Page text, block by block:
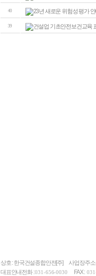
40 23년 새로운 위험성 평가
39 건설업 기초안전보건교육
상호 : 한국건설종합안전[주]
사업장주
대표안내전화 :031-656-0030 FAX :